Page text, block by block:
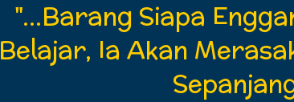
"...Barang Siapa
Belajar, Ia Akan